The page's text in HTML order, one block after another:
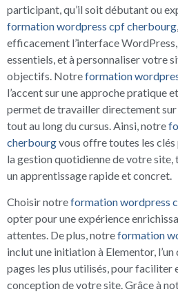
participant, qu’il soit débutant ou
formation wordpress cpf cherbourg
efficacement l’interface
essentiels, et à personnaliser votre
objectifs. Notreformation
l’accent sur une approche pratique
permet de travailler directement
tout au long du cursus. Ainsi, notre
cherbourgvous offre toutes les
la gestion quotidienne de votre site,
un apprentissage rapide et concret.
Choisir notreformation wordpress
opter pour une expérience
attentes. De plus, notreformation
inclut une initiation à Elementor,
pages les plus utilisés, pour faciliter
conception de votre site. Grâce à